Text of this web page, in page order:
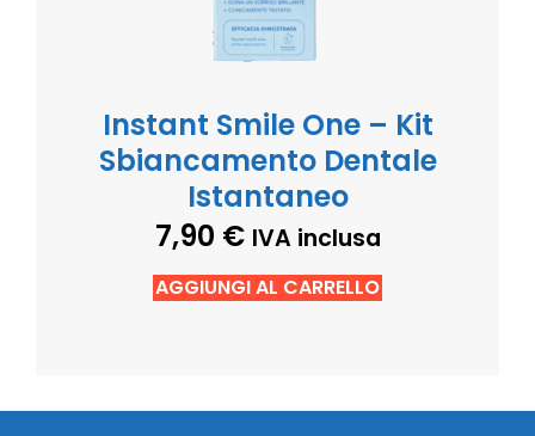
Instant Smile One – Kit
Sbiancamento Dentale
Istantaneo
7,90 € IVA inclusa
AGGIUNGI AL CARRELLO